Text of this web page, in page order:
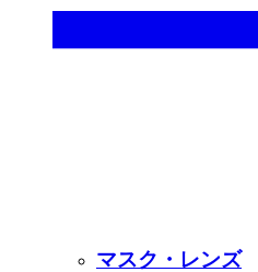
マスク・レンズ